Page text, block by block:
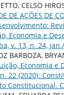
CELSO
DE AÇÕES DE
Economia e
v. 13, n. 24,
BARBOZA,
Economia e
22 (2020):
Constitucional.